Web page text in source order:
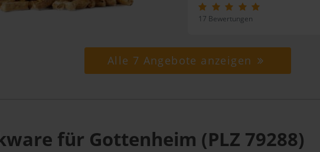
17 Bewertungen
Alle 7 Angebote anzeigen
für Gottenheim (PLZ 79288)